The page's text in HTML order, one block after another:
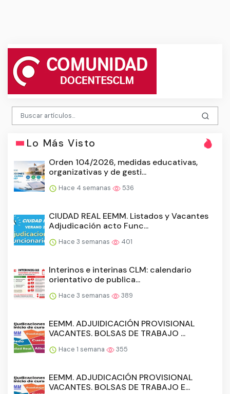
Lo Más Visto
Orden 104/2026, medidas educativas,
organizativas y de gesti...
Hace 4 semanas 536
CIUDAD REAL EEMM. Listados y Vacantes
Adjudicación acto Func...
Hace 3 semanas 401
Interinos e interinas CLM: calendario
orientativo de publica...
Hace 3 semanas 389
EEMM. ADJUIDICACIÓN PROVISIONAL
VACANTES. BOLSAS DE TRABAJO ...
Hace 1 semana 355
EEMM. ADJUDICACIÓN PROVISIONAL
VACANTES. BOLSAS DE TRABAJO E...